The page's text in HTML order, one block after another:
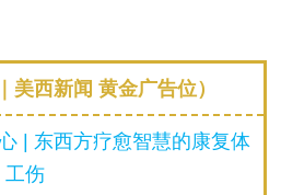
美西新闻 黄金广告位）
| 东西方疗愈智慧的康复体
工伤